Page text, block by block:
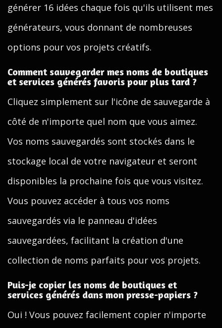
générer 16 idées chaque fois qu'ils utilisent mes
générateurs, vous donnant de nombreuses
options pour vos projets créatifs.
Comment sauvegarder mes noms de boutiques
et services générés favoris pour plus tard ?
Cliquez simplement sur l'icône de sauvegarde à
côté de n'importe quel nom que vous aimez.
Vos noms sauvegardés sont stockés dans le
stockage local de votre navigateur et seront
disponibles la prochaine fois que vous visitez.
Vous pouvez accéder à tous vos noms
sauvegardés via le panneau d'idées
sauvegardées, facilitant la création d'une
collection de noms parfaits pour vos projets.
Puis-je copier les noms de boutiques et
services générés dans mon presse-papiers ?
Oui ! Vous pouvez facilement copier n'importe